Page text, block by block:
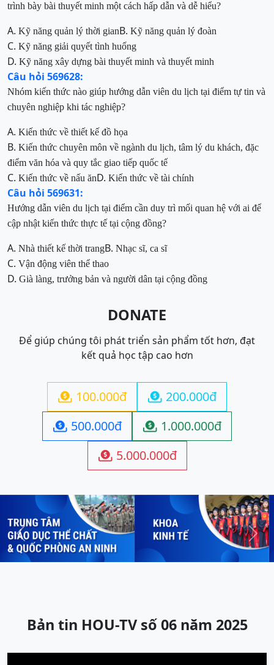
trình bày bài thuyết minh một cách hấp dẫn và dễ hiểu?
A. Kỹ năng quản lý thời gianB. Kỹ năng quản lý đoàn
C. Kỹ năng giải quyết tình huống
D. Kỹ năng xây dựng bài thuyết minh và thuyết minh
Câu hỏi 569628:
Nhóm kiến thức nào giúp hướng dẫn viên du lịch tại điểm tự tin và
chuyên nghiệp khi tác nghiệp?
A. Kiến thức về thiết kế đồ họa
B. Kiến thức chuyên môn về ngành du lịch, tâm lý du khách, đặc
điểm văn hóa và quy tắc giao tiếp quốc tế
C. Kiến thức về nấu ănD. Kiến thức về tài chính
Câu hỏi 569631:
Hướng dẫn viên du lịch tại điểm cần duy trì mối quan hệ với ai để
cập nhật kiến thức thực tế tại cộng đồng?
A. Nhà thiết kế thời trangB. Nhạc sĩ, ca sĩ
C. Vận động viên thể thao
D. Già làng, trưởng bản và người dân tại cộng đồng
DONATE
Để giúp chúng tôi phát triển sản phẩm tốt hơn, đạt
kết quả học tập cao hơn
 100.000đ  200.000đ
 500.000đ  1.000.000đ
 5.000.000đ
Previous Next
Bản tin HOU-TV số 06 năm 2025